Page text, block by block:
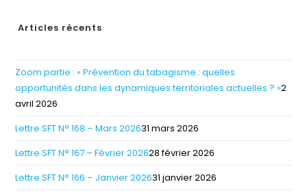
Articles récents
Zoom partie : « Prévention du tabagisme : quelles
opportunités dans les dynamiques territoriales actuelles ? »2
avril 2026
Lettre SFT N° 168 – Mars 202631 mars 2026
Lettre SFT N° 167 – Février 202628 février 2026
Lettre SFT N° 166 – Janvier 202631 janvier 2026